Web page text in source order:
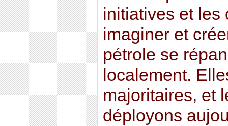
initiatives et les
imaginer et
pétrole se
localement.
majoritaires, et
déployons